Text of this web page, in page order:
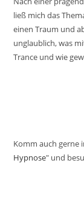
ließ mich das
einen Traum und
unglaublich, was
Trance und wie
Komm auch gerne
Hypnose" und